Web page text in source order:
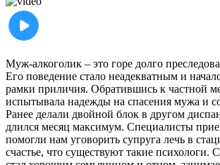
Муж-алкоголик – это горе долго
Его поведение стало неадекватным и
рамки приличия. Обратившись к частной
испытывала надежды на спасения мужа и
Ранее делали двойной блок в другом
длился месяц максимум. Специалисты
помогли нам уговорить супруга лечь в
счастье, что существуют такие психологи.